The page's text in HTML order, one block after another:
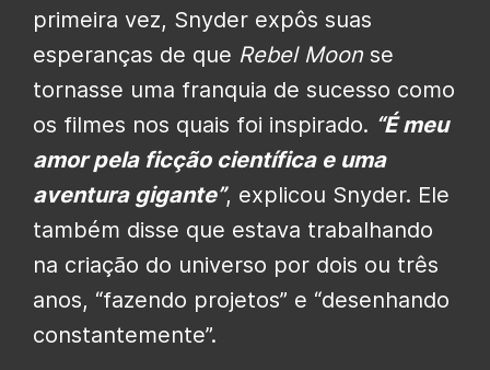
primeira vez, Snyder expôs suas
esperanças de que Rebel Moon se
tornasse uma franquia de sucesso como
os filmes nos quais foi inspirado. “É meu
amor pela ficção científica e uma
aventura gigante”, explicou Snyder. Ele
também disse que estava trabalhando
na criação do universo por dois ou três
anos, “fazendo projetos” e “desenhando
constantemente”.